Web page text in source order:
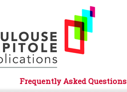
Frequently Asked Questions